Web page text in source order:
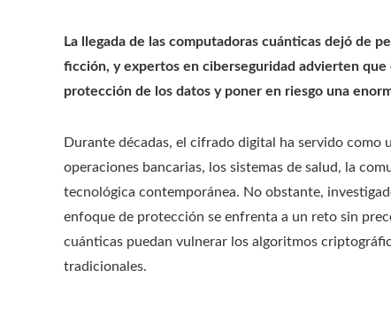
La llegada de las computadoras cuánticas dejó de
ficción, y expertos en ciberseguridad advierten
protección de los datos y poner en riesgo una
Durante décadas, el cifrado digital ha servido
operaciones bancarias, los sistemas de salud, la
tecnológica contemporánea. No obstante,
enfoque de protección se enfrenta a un reto sin
cuánticas puedan vulnerar los algoritmos
tradicionales.